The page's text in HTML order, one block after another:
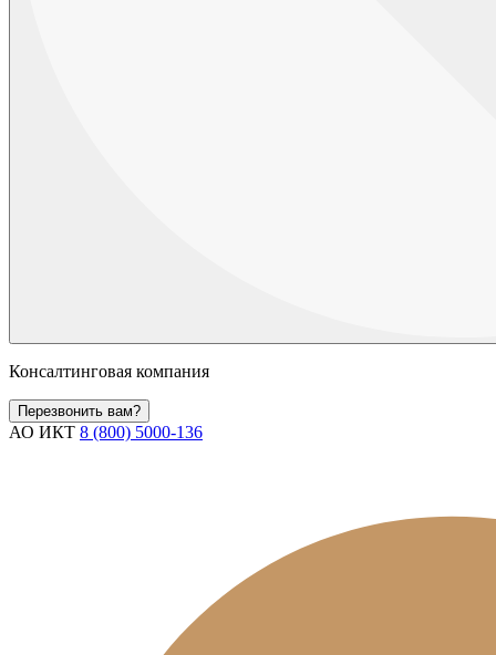
Консалтинговая компания
Перезвонить вам?
АО ИКТ 8 (800) 5000-136